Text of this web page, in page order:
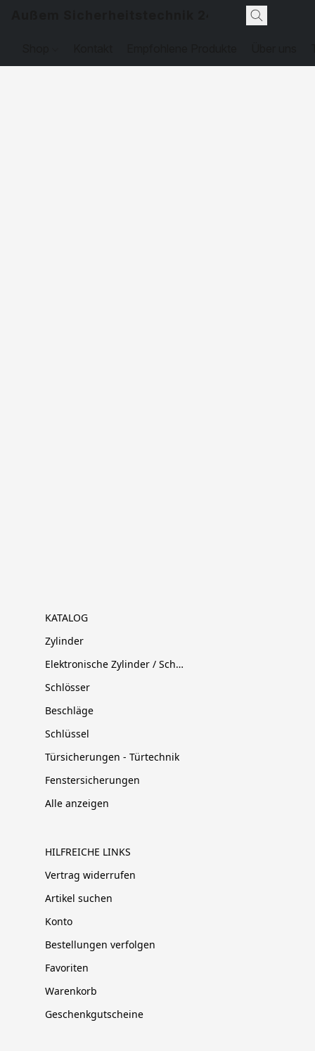
KATALOG
Zylinder
Elektronische Zylinder / Schließsysteme
Schlösser
Beschläge
Schlüssel
Türsicherungen - Türtechnik
Fenstersicherungen
Alle anzeigen
HILFREICHE LINKS
Vertrag widerrufen
Artikel suchen
Konto
Bestellungen verfolgen
Favoriten
Warenkorb
Geschenkgutscheine